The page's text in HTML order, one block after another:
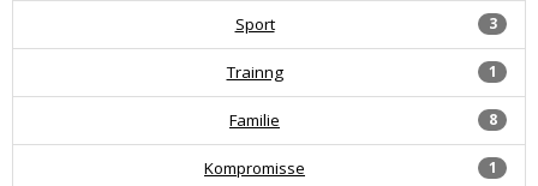
3
Sport
1
Trainng
8
Familie
1
Kompromisse